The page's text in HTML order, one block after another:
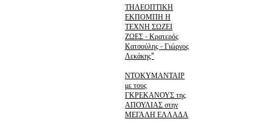
ΤΗΛΕΟΠΤΙΚΗ
ΕΚΠΟΜΠΗ Η
ΤΕΧΝΗ ΣΩΖΕΙ
ΖΩΕΣ - Κρατερός
Κατσούλης - Γιώργος
Λεκάκης"
ΝΤΟΚΥΜΑΝΤΑΙΡ
με τους
ΓΚΡΕΚΑΝΟΥΣ της
ΑΠΟΥΛΙΑΣ στην
ΜΕΓΑΛΗ ΕΛΛΑΔΑ